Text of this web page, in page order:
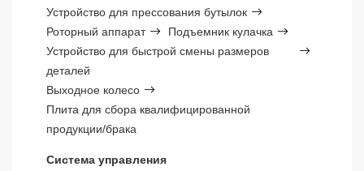
Устройство для прессования бутылок
Роторный аппарат
Подъемник кулачка
Устройство для быстрой смены размеров
деталей
Выходное колесо
Плита для сбора квалифицированной
продукции/брака
Система управления